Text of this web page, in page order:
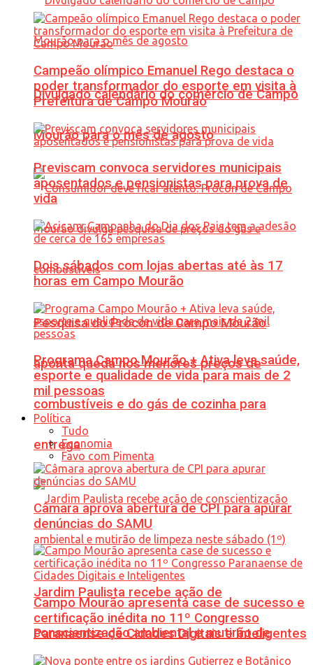
Divulgado calendário do comércio de Campo
Mourão para o mês de agosto
Pesquisa do Procon de Campo Mourão
aponta queda nos menores preços de
combustíveis e do gás de cozinha para
entrega
Jardim Paulista recebe ação de
conscientização ambiental e mutirão de
Campeão olímpico Emanuel Rego destaca o
poder transformador do esporte em visita à
Prefeitura de Campo Mourão
Previscam convoca servidores municipais
aposentados e pensionistas para prova de
vida
Dois sábados com lojas abertas até às 17
horas em Campo Mourão
Programa Campo Mourão + Ativa leva saúde,
esporte e qualidade de vida para mais de 2
mil pessoas
Política
Tudo
Economia
Favo com Pimenta
Câmara aprova abertura de CPI para apurar
denúncias do SAMU
Campo Mourão apresenta case de sucesso e
certificação inédita no 11º Congresso
Paranaense de Cidades Digitais e Inteligentes